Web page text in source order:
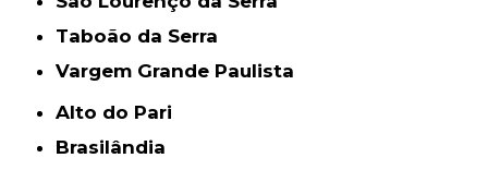
Taboão da Serra
Vargem Grande Paulista
Alto do Pari
Brasilândia